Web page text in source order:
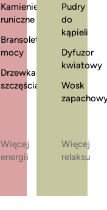
Kamienie
runiczne
Bransoletki
mocy
Drzewka
szczęścia
Więcej
energii
Pudry
do
kąpieli
Dyfuzor
kwiatowy
Wosk
Więcej
relaksu